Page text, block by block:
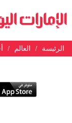
الرئيسة العالم